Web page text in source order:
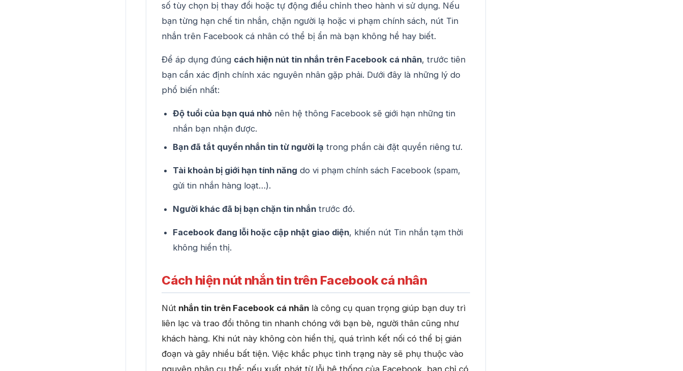
số tùy chọn bị thay đổi hoặc tự động điều chỉnh theo hành vi sử dụng. Nếu
bạn từng hạn chế tin nhắn, chặn người lạ hoặc vi phạm chính sách, nút Tin
nhắn trên Facebook cá nhân có thể bị ẩn mà bạn không hề hay biết.
Để áp dụng đúng cách hiện nút tin nhắn trên Facebook cá nhân, trước tiên
bạn cần xác định chính xác nguyên nhân gặp phải. Dưới đây là những lý do
phổ biến nhất:
Độ tuổi của bạn quá nhỏ nên hệ thông Facebook sẽ giới hạn những tin
nhắn bạn nhận được.
Bạn đã tắt quyền nhắn tin từ người lạ trong phần cài đặt quyền riêng tư.
Tài khoản bị giới hạn tính năng do vi phạm chính sách Facebook (spam,
gửi tin nhắn hàng loạt…).
Người khác đã bị bạn chặn tin nhắn trước đó.
Facebook đang lỗi hoặc cập nhật giao diện, khiến nút Tin nhắn tạm thời
không hiển thị.
Cách hiện nút nhắn tin trên Facebook cá nhân
Nút nhắn tin trên Facebook cá nhân là công cụ quan trọng giúp bạn duy trì
liên lạc và trao đổi thông tin nhanh chóng với bạn bè, người thân cũng như
khách hàng. Khi nút này không còn hiển thị, quá trình kết nối có thể bị gián
đoạn và gây nhiều bất tiện. Việc khắc phục tình trạng này sẽ phụ thuộc vào